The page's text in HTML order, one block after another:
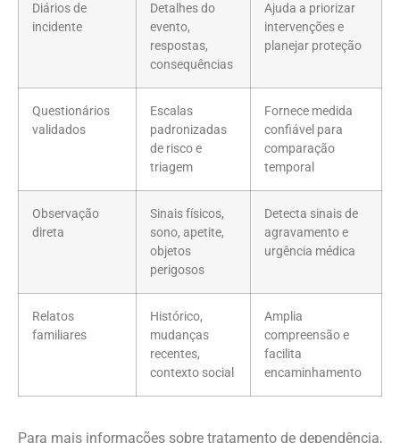
Diários de
incidente
Detalhes do
evento,
respostas,
consequências
Ajuda a priorizar
intervenções e
planejar proteção
Questionários
validados
Escalas
padronizadas
de risco e
triagem
Fornece medida
confiável para
comparação
temporal
Observação
direta
Sinais físicos,
sono, apetite,
objetos
perigosos
Detecta sinais de
agravamento e
urgência médica
Relatos
familiares
Histórico,
mudanças
recentes,
contexto social
Amplia
compreensão e
facilita
encaminhamento
Para mais informações sobre tratamento de dependência,